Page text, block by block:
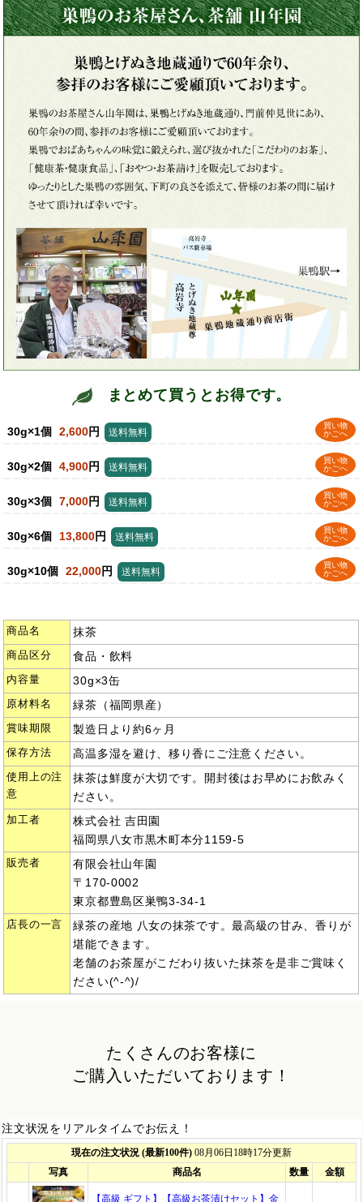
まとめて買うとお得です。
30g×1個 2,600円
買い物
かごへ
送料無料
30g×2個 4,900円
買い物
かごへ
送料無料
30g×3個 7,000円
買い物
かごへ
送料無料
30g×6個 13,800円
買い物
かごへ
送料無料
30g×10個 22,000円
買い物
かごへ
送料無料
商品名 抹茶
商品区分 食品・飲料
内容量 30g×3缶
原材料名 緑茶（福岡県産）
賞味期限 製造日より約6ヶ月
保存方法 高温多湿を避け、移り香にご注意ください。
使用上の注
意
抹茶は鮮度が大切です。開封後はお早めにお飲みく
ださい。
加工者
株式会社 吉田園
福岡県八女市黒木町本分1159-5
販売者
有限会社山年園
〒170-0002
東京都豊島区巣鴨3-34-1
店長の一言
緑茶の産地 八女の抹茶です。最高級の甘み、香りが
堪能できます。
老舗のお茶屋がこだわり抜いた抹茶を是非ご賞味く
ださい(^-^)/
たくさんのお客様に
ご購入いただいております！
注文状況をリアルタイムでお伝え！